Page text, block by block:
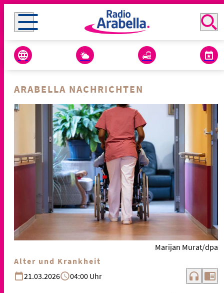
ARABELLA NACHRICHTEN
Marijan Murat/dpa
Alter und Krankheit
21.03.2026
04:00 Uhr headphones chrome_reader_mode